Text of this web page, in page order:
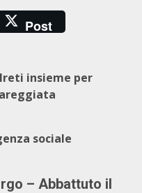
Post
insieme per
sociale
– Abbattuto il